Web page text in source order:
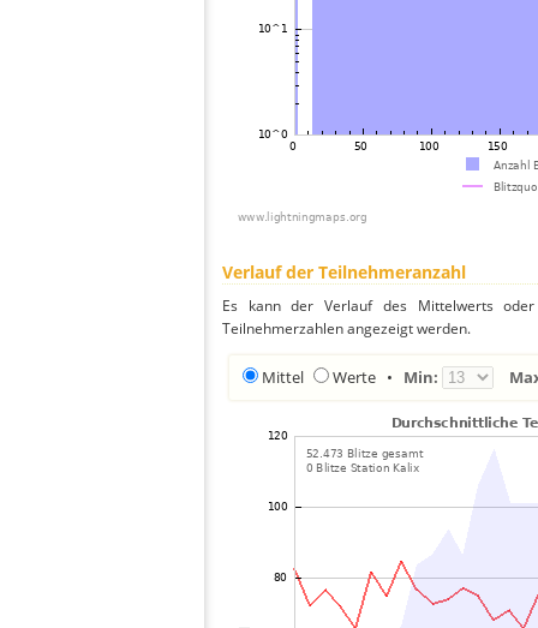
Verlauf der Teilnehmeranzahl
Es kann der Verlauf des Mittelwerts
Teilnehmerzahlen angezeigt werden.
Mittel Werte • Min: